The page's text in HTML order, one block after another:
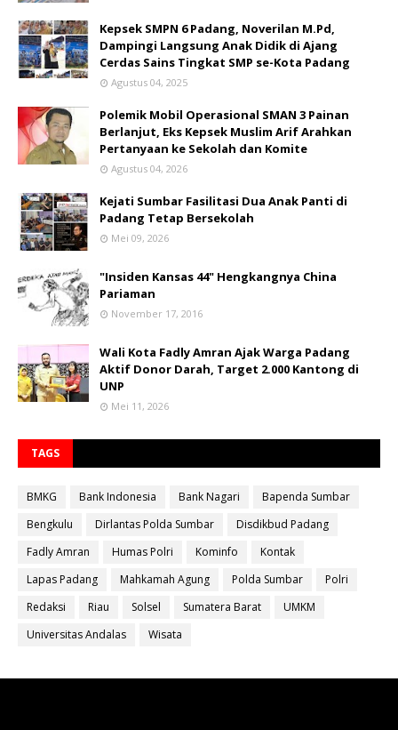
Kepsek SMPN 6 Padang, Noverilan M.Pd,
Dampingi Langsung Anak Didik di Ajang
Cerdas Sains Tingkat SMP se-Kota Padang
Agustus 04, 2025
Polemik Mobil Operasional SMAN 3 Painan
Berlanjut, Eks Kepsek Muslim Arif Arahkan
Pertanyaan ke Sekolah dan Komite
Agustus 04, 2026
Kejati Sumbar Fasilitasi Dua Anak Panti di
Padang Tetap Bersekolah
Mei 09, 2026
"Insiden Kansas 44" Hengkangnya China
Pariaman
November 17, 2016
Wali Kota Fadly Amran Ajak Warga Padang
Aktif Donor Darah, Target 2.000 Kantong di
UNP
Mei 11, 2026
TAGS
BMKG Bank Indonesia Bank Nagari
Bapenda Sumbar
Bengkulu
Dirlantas Polda Sumbar
Disdikbud Padang
Fadly Amran
Humas Polri Kominfo
Kontak
Lapas Padang
Mahkamah Agung Polda Sumbar
Polri
Redaksi
Riau Solsel Sumatera Barat
UMKM
Universitas Andalas
Wisata